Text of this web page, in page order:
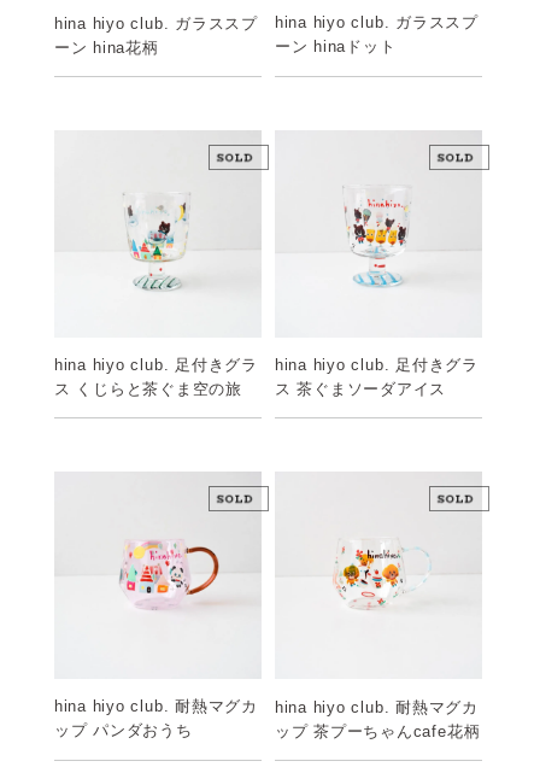
hina hiyo club. ガラススプ
ーン hina花柄
hina hiyo club. ガラススプ
ーン hinaドット
hina hiyo club. 足付きグラ
ス くじらと茶ぐま空の旅
hina hiyo club. 足付きグラ
ス 茶ぐまソーダアイス
hina hiyo club. 耐熱マグカ
ップ パンダおうち
hina hiyo club. 耐熱マグカ
ップ 茶プーちゃんcafe花柄